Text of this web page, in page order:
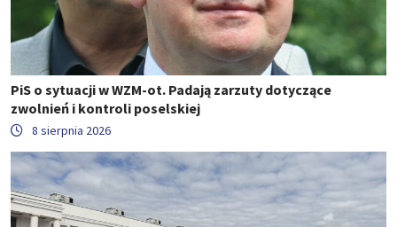
PiS o sytuacji w WZM-ot. Padają zarzuty dotyczące
zwolnień i kontroli poselskiej
8 sierpnia 2026